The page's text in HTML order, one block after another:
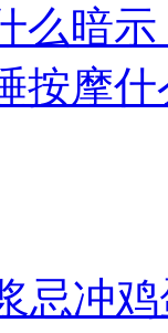
么暗示
按摩
忌冲